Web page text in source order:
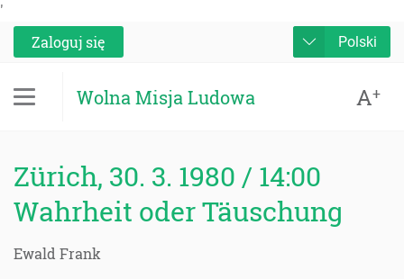
'
Zaloguj się
Polski
Wolna Misja Ludowa A+
Zürich, 30. 3. 1980 / 14:00
Wahrheit oder Täuschung
Ewald Frank